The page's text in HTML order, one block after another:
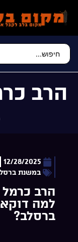
הרב
12/28/2025
במשנת
הרב
למה דוקא
ברסלב?